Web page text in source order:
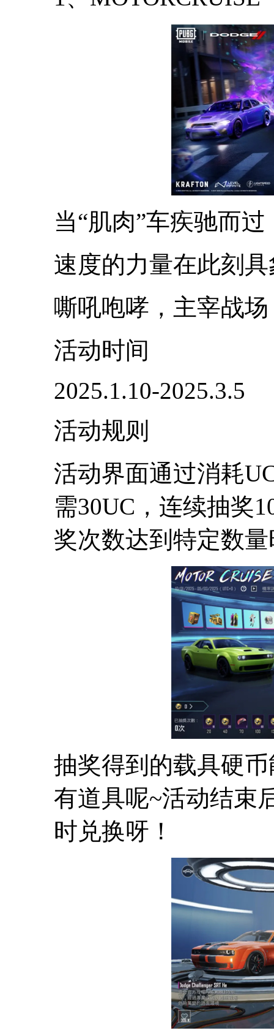
当“肌肉”车疾驰而过
速度的力量在此刻
嘶吼咆哮，主宰战场
活动时间
2025.1.10-2025.3.5
活动规则
活动界面通过消耗
需30UC，连续抽奖
奖次数达到特定数
抽奖得到的载具硬
有道具呢~活动结束
时兑换呀！